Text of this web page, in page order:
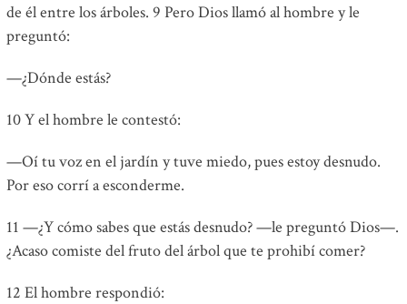
de él entre los árboles. 9 Pero Dios llamó al hombre y le
preguntó:
—¿Dónde estás?
10 Y el hombre le contestó:
—Oí tu voz en el jardín y tuve miedo, pues estoy desnudo.
Por eso corrí a esconderme.
11 —¿Y cómo sabes que estás desnudo? —le preguntó Dios—.
¿Acaso comiste del fruto del árbol que te prohibí comer?
12 El hombre respondió: